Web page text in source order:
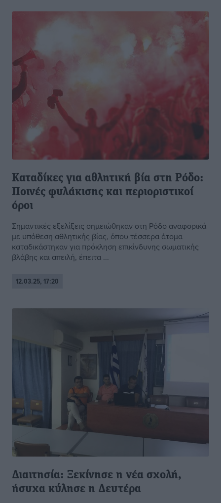
Καταδίκες για αθλητική βία στη Ρόδο:
Ποινές φυλάκισης και περιοριστικοί
όροι
Σημαντικές εξελίξεις σημειώθηκαν στη Ρόδο αναφορικά
με υπόθεση αθλητικής βίας, όπου τέσσερα άτομα
καταδικάστηκαν για πρόκληση επικίνδυνης σωματικής
βλάβης και απειλή, έπειτα ...
12.03.25, 17:20
Διαιτησία: Ξεκίνησε η νέα σχολή,
ήσυχα κύλησε η Δευτέρα